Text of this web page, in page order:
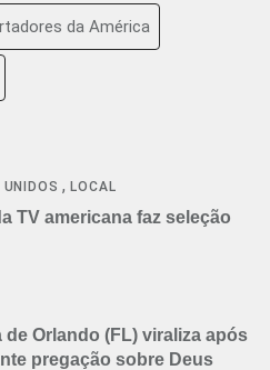
da América
,LOCAL
TV americana faz seleção
Orlando (FL) viraliza após
pregação sobre Deus